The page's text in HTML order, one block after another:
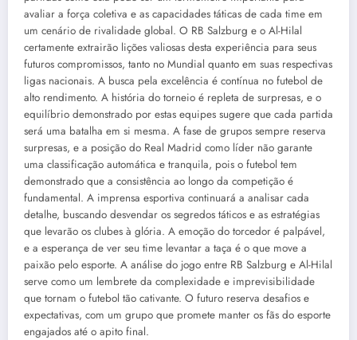
avaliar a força coletiva e as capacidades táticas de cada time em
um cenário de rivalidade global. O RB Salzburg e o Al-Hilal
certamente extrairão lições valiosas desta experiência para seus
futuros compromissos, tanto no Mundial quanto em suas respectivas
ligas nacionais. A busca pela excelência é contínua no futebol de
alto rendimento. A história do torneio é repleta de surpresas, e o
equilíbrio demonstrado por estas equipes sugere que cada partida
será uma batalha em si mesma. A fase de grupos sempre reserva
surpresas, e a posição do Real Madrid como líder não garante
uma classificação automática e tranquila, pois o futebol tem
demonstrado que a consistência ao longo da competição é
fundamental. A imprensa esportiva continuará a analisar cada
detalhe, buscando desvendar os segredos táticos e as estratégias
que levarão os clubes à glória. A emoção do torcedor é palpável,
e a esperança de ver seu time levantar a taça é o que move a
paixão pelo esporte. A análise do jogo entre RB Salzburg e Al-Hilal
serve como um lembrete da complexidade e imprevisibilidade
que tornam o futebol tão cativante. O futuro reserva desafios e
expectativas, com um grupo que promete manter os fãs do esporte
engajados até o apito final.